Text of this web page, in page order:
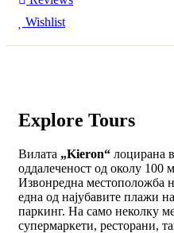
Wishlist
Explore Tours
Вилата „Kieron“ лоцирана
оддалеченост од околу 100
Извонредна местоположба
една од најубавите плажи
паркинг. На само неколку
супермаркети, ресторани,